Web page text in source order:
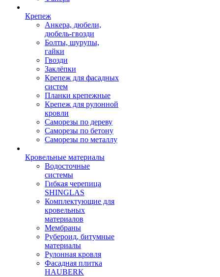
Крепеж
Анкера, дюбели,
дюбель-гвозди
Болты, шурупы,
гайки
Гвозди
Заклёпки
Крепеж для фасадных
систем
Планки крепежные
Крепеж для рулонной
кровли
Саморезы по дереву
Саморезы по бетону
Саморезы по металлу
Кровельные материалы
Водосточные
системы
Гибкая черепица
SHINGLAS
Комплектующие для
кровельных
материалов
Мембраны
Рубероид, битумные
материалы
Рулонная кровля
Фасадная плитка
HAUBERK